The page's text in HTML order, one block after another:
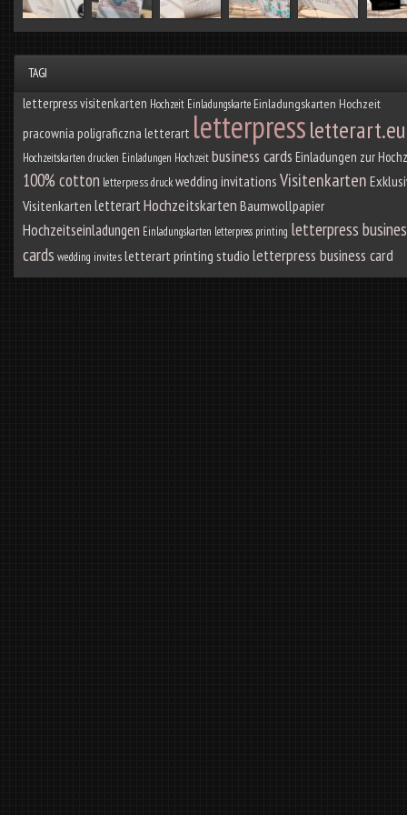
TAGI
letterpress visitenkarten Hochzeit Einladungskarte Einladungskarten Hochzeit
pracownia poligraficzna letterart letterpressletterart.eu
Hochzeitskarten drucken Einladungen Hochzeitbusiness cards Einladungen zur
100% cotton letterpress druckwedding invitations Visitenkarten
Visitenkarten letterartHochzeitskarten Baumwollpapier
Hochzeitseinladungen Einladungskarten letterpress printing letterpress
cards wedding invitesletterart printing studio letterpress business card